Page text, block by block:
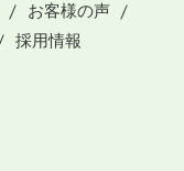
お客様の声
採用情報